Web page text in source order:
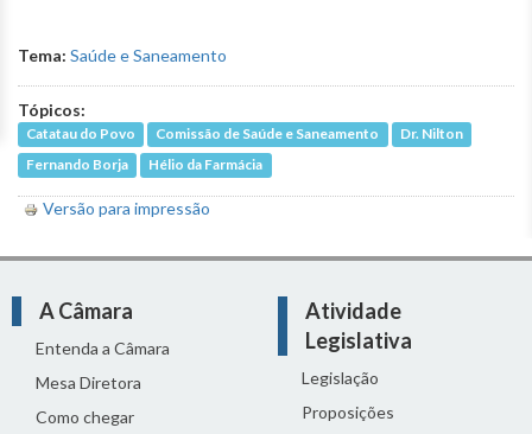
Tema: Saúde e Saneamento
Tópicos:
Catatau do Povo Comissão de Saúde e Saneamento
Dr. Nilton
Fernando Borja
Hélio da Farmácia
Versão para impressão
A Câmara
Entenda a Câmara
Mesa Diretora
Como chegar
Atividade
Legislativa
Legislação
Proposições